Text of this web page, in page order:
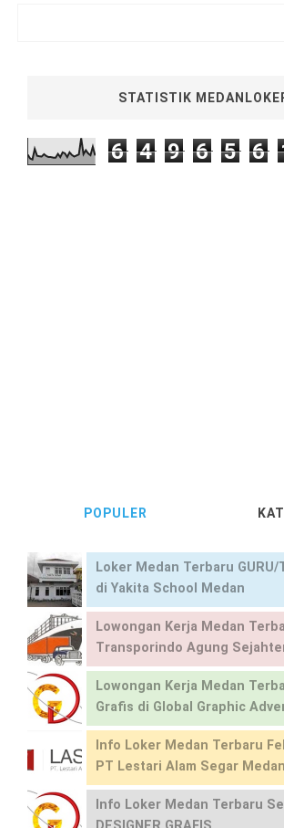
STATISTIK
6 4 9 6 5 6
POPULER
Loker Medan Terbaru GURU/
di Yakita School Medan
Lowongan Kerja Medan
Transporindo Agung
Lowongan Kerja Medan
Grafis di Global Graphic
Info Loker Medan Terbaru
PT Lestari Alam Segar Medan
Info Loker Medan Terbaru